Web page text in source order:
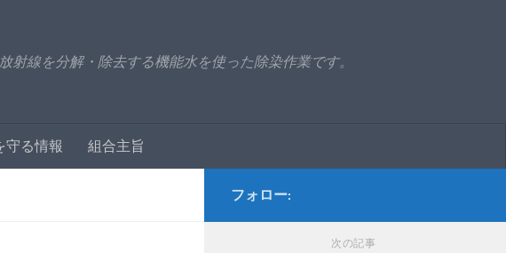
線を分解・除去する機能水を使った除染作業です。
守る情報 組合主旨
フォロー:
次の記事